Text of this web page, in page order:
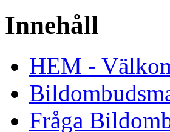
Innehåll
HEM -
Fråga